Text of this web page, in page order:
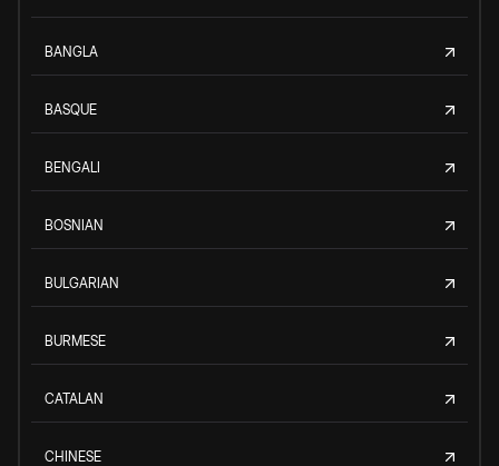
BANGLA
BASQUE
BENGALI
BOSNIAN
BULGARIAN
BURMESE
CATALAN
CHINESE